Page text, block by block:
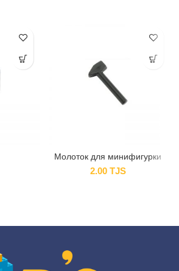
Молоток для минифигурки
2.00 TJS